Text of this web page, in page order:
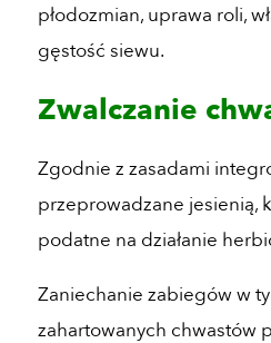
płodozmian, uprawa roli,
gęstość siewu.
Zwalczanie
Zgodnie z zasadami
przeprowadzane jesienią,
podatne na działanie
Zaniechanie zabiegów w
zahartowanych chwastów